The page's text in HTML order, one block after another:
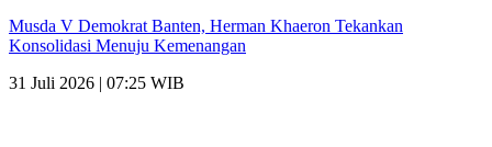
Musda V Demokrat Banten, Herman Khaeron Tekankan
Konsolidasi Menuju Kemenangan
31 Juli 2026 | 07:25 WIB